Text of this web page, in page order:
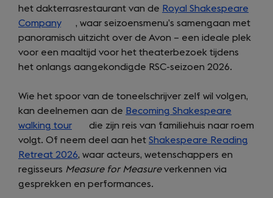
het dakterrasrestaurant van de Royal Shakespeare
Company(opens
in
a
new
, waar seizoensmenu’s samengaan met
panoramisch uitzicht over de Avon – een ideale plek
voor een maaltijd voor het theaterbezoek tijdens
het onlangs aangekondigde RSC-seizoen 2026.
Wie het spoor van de toneelschrijver zelf wil volgen,
kan deelnemen aan de Becoming Shakespeare
walking tour (opens
in
a
new
tab)
die zijn reis van familiehuis naar roem
volgt. Of neem deel aan het Shakespeare Reading
Retreat 2026, waar acteurs, wetenschappers en
regisseurs Measure for Measureverkennen via
gesprekken en performances.